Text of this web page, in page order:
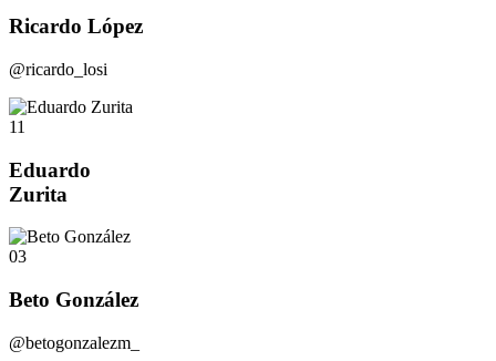
Ricardo López
@ricardo_losi
11
Eduardo
Zurita
03
Beto González
@betogonzalezm_